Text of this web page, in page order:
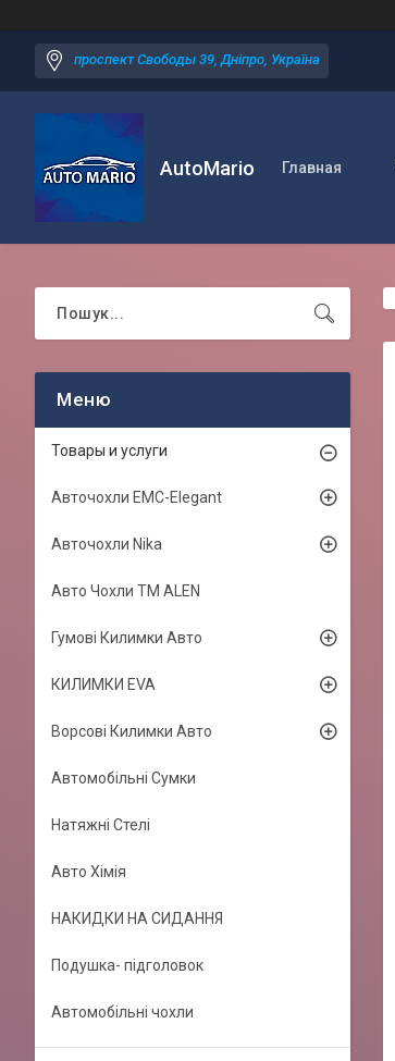
проспект Свободы 39, Дніпро, Україна
AutoMario Главная
Товары и услуги
Авточохли EMC-Elegant
Авточохли Nika
Авто Чохли TM ALEN
Гумові Килимки Авто
КИЛИМКИ EVA
Ворсові Килимки Авто
Автомобільні Сумки
Натяжні Стелі
Авто Хімія
НАКИДКИ НА СИДАННЯ
Подушка- підголовок
Автомобільні чохли